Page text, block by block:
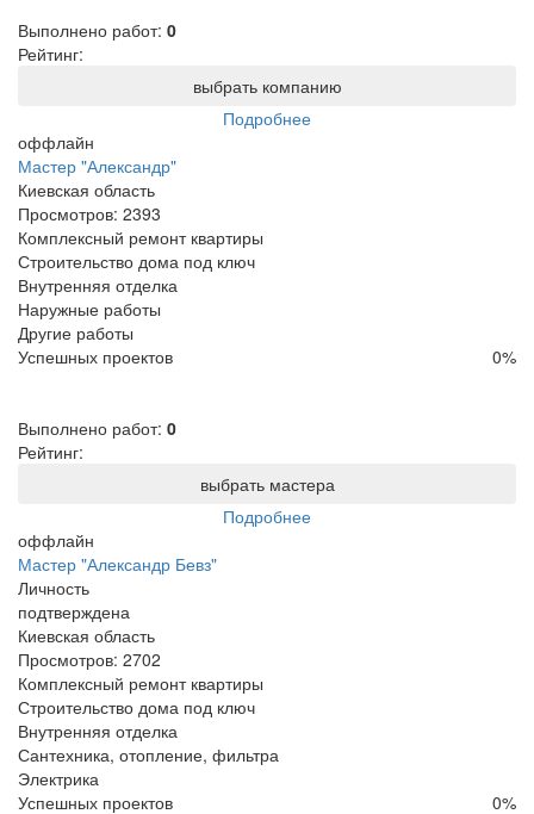
Выполнено работ: 0
Рейтинг:
выбрать компанию
Подробнее
оффлайн
Мастер "Александр"
Киевская область
Просмотров: 2393
Комплексный ремонт квартиры
Строительство дома под ключ
Внутренняя отделка
Наружные работы
Другие работы
Успешных проектов
0%
Выполнено работ: 0
Рейтинг:
выбрать мастера
Подробнее
оффлайн
Мастер "Александр Бевз"
Личность
подтверждена
Киевская область
Просмотров: 2702
Комплексный ремонт квартиры
Строительство дома под ключ
Внутренняя отделка
Сантехника, отопление, фильтра
Электрика
Успешных проектов
0%